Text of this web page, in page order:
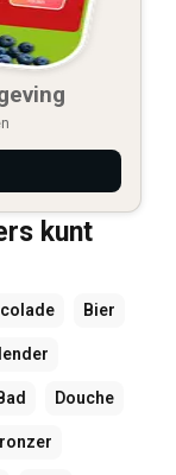
kunt
Bier
Douche